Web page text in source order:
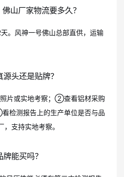
山厂家物流要多久？
。风神一号佛山总部直供，运输
头还是贴牌？
片或实地考察；②查看铝材采购
检测报告上的生产单位是否与品
支持实地考察。
能买吗？